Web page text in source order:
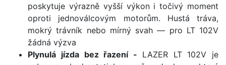
poskytuje výrazně vyšší výkon i točivý moment
oproti jednoválcovým motorům. Hustá tráva,
mokrý trávník nebo mírný svah — pro LT 102V
žádná výzva
Plynulá jízda bez řazení - LAZER LT 102V je